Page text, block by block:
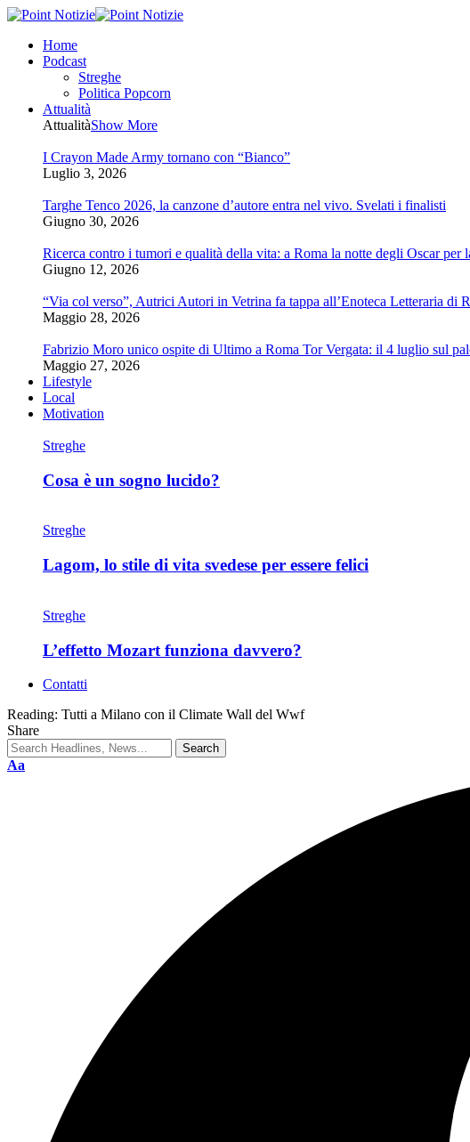
Home
Podcast
Streghe
Politica Popcorn
Attualità
AttualitàShow More
I Crayon Made Army tornano con “Bianco”
Luglio 3, 2026
Targhe Tenco 2026, la canzone d’autore entra nel vivo. Svelati i finalisti
Giugno 30, 2026
Ricerca contro i tumori e qualità della vita: a Roma la notte degli Oscar per
Giugno 12, 2026
“Via col verso”, Autrici Autori in Vetrina fa tappa all’Enoteca Letteraria di
Maggio 28, 2026
Fabrizio Moro unico ospite di Ultimo a Roma Tor Vergata: il 4 luglio sul
Maggio 27, 2026
Lifestyle
Local
Motivation
Streghe
Cosa è un sogno lucido?
Streghe
Lagom, lo stile di vita svedese per essere felici
Streghe
L’effetto Mozart funziona davvero?
Contatti
Reading: Tutti a Milano con il Climate Wall del Wwf
Share
Aa